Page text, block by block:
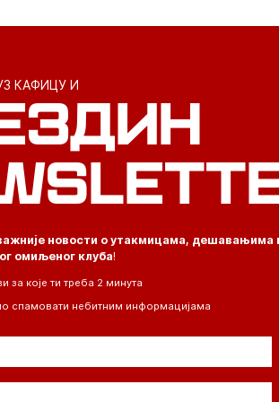
КАФИЦУ И
новости о утакмицама, дешавањима
омиљеног клуба!
за које ти треба 2 минута
спамовати небитним информацијама